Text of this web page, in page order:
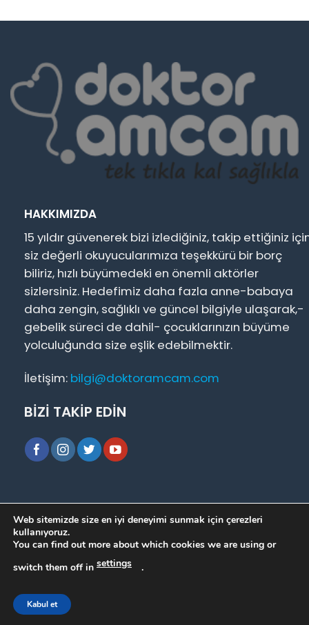
HAKKIMIZDA
15 yıldır güvenerek bizi izlediğiniz, takip ettiğiniz
siz değerli okuyucularımıza teşekkürü bir borç
biliriz, hızlı büyümedeki en önemli aktörler
sizlersiniz. Hedefimiz daha fazla anne-babaya
daha zengin, sağlıklı ve güncel bilgiyle ulaşarak,-
gebelik süreci de dahil- çocuklarınızın büyüme
yolculuğunda size eşlik edebilmektir.
İletişim: bilgi@doktoramcam.com
BİZİ TAKİP EDİN
Hakkımızda |Basında Biz|Bizimle İletişime Geçin
Soru Cevap
Copyrights © doktoramcam.com
Web sitemizde size en iyi deneyimi sunmak için çerezleri
kullanıyoruz.
You can find out more about which cookies we are using or
switch them off in settings .
Kabul et